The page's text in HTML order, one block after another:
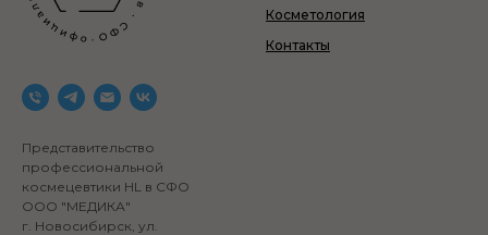
Представительство
профессиональной
космецевтики HL в СФО
ООО "МЕДИКА"
г. Новосибирск, ул.
Косметология
Контакты